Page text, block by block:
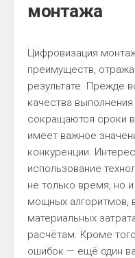
монтажа
Цифровизация
преимуществ,
результате. Прежде
качества
сокращаются сроки
имеет важное
конкуренции.
использование
не только время, но
мощных алгоритмов,
материальных
расчётам. Кроме
ошибок — ещё один